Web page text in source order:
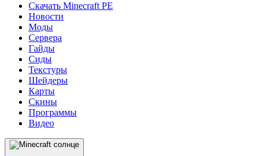
Скачать Minecraft PE
Новости
Моды
Сервера
Гайды
Сиды
Текстуры
Шейдеры
Карты
Скины
Программы
Видео